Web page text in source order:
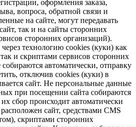
оформления заказа,
вопроса, обратной связи и
на сайте, могут передавать
так и на сайты сторонних
сторонних организаций).
технологию cookies (куки) как
и скриптами сервисов сторонних
автоматически, отправку
отключив cookies (куки) в
сайт. Не персональные данные
при посещении сайта собираются
сбор происходит автоматически
сайт, средствами CMS
скриптами сторонних